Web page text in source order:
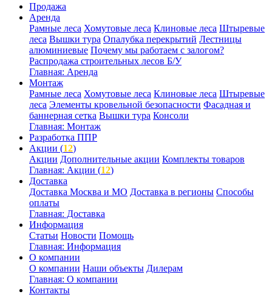
Продажа
Аренда
Рамные леса Хомутовые леса Клиновые леса Штыревые
леса Вышки тура Опалубка перекрытий Лестницы
алюминиевые Почему мы работаем с залогом?
Распродажа строительных лесов Б/У
Главная: Аренда
Монтаж
Рамные леса Хомутовые леса Клиновые леса Штыревые
леса Элементы кровельной безопасности Фасадная и
баннерная сетка Вышки тура Консоли
Главная: Монтаж
Разработка ППР
Акции (12)
Акции Дополнительные акции Комплекты товаров
Главная: Акции (12)
Доставка
Доставка Москва и МО Доставка в регионы Способы
оплаты
Главная: Доставка
Информация
Статьи Новости Помощь
Главная: Информация
О компании
О компании Наши объекты Дилерам
Главная: О компании
Контакты